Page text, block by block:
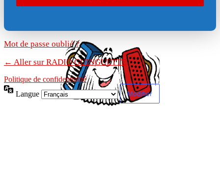
Mot de passe oublié ?
← Aller sur RADIO GUINGUETTE
Politique de confidentialité
Langue